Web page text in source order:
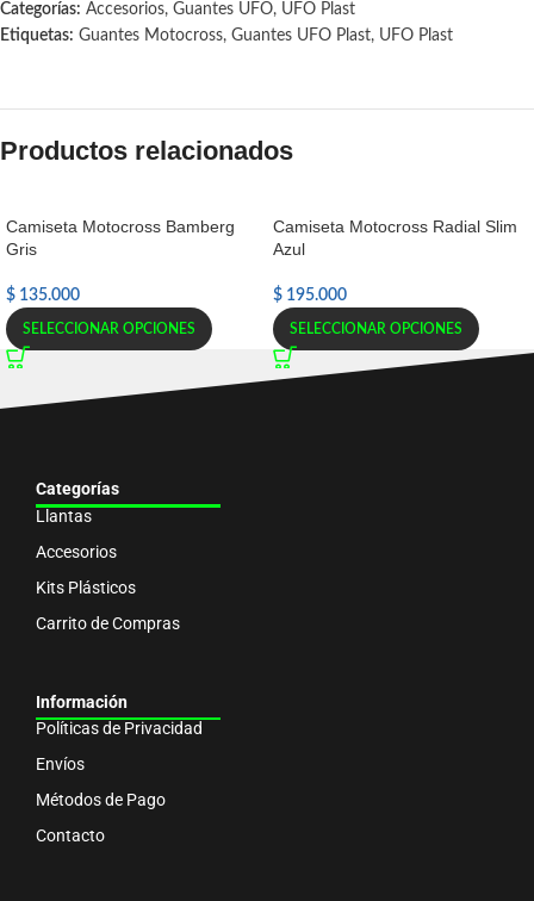
Categorías: Accesorios, Guantes UFO, UFO Plast
Etiquetas: Guantes Motocross, Guantes UFO Plast, UFO Plast
Productos relacionados
Camiseta Motocross Bamberg
Gris
$ 135.000
SELECCIONAR OPCIONES
Camiseta Motocross Radial Slim
Azul
$ 195.000
SELECCIONAR OPCIONES
Categorías
Llantas
Accesorios
Kits Plásticos
Carrito de Compras
Información
Políticas de Privacidad
Envíos
Métodos de Pago
Contacto